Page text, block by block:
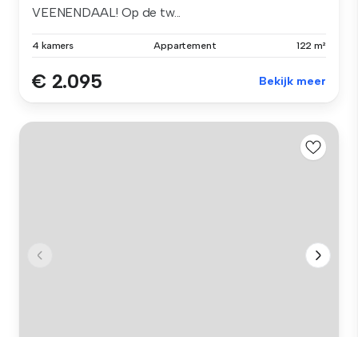
VEENENDAAL! Op de tw...
4 kamers Appartement 122 m²
€ 2.095 Bekijk meer